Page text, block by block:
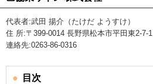
代表者:武田 揚介（たけだ ようすけ）
住 所:〒399-0014 長野県松本市平田東2-7-1
連絡先:0263-86-0316
目次